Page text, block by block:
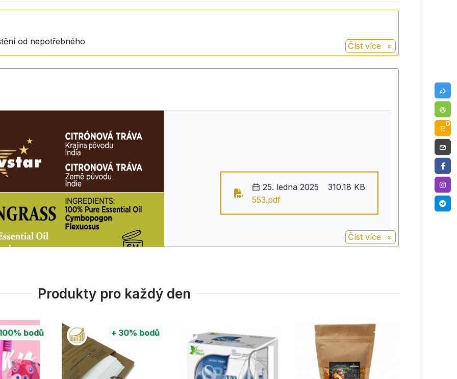
od nepotřebného Číst více
25. ledna 2025
310.18 KB
553.pdf
Číst více
Produkty pro každý den
bodů + 30% bodů
0